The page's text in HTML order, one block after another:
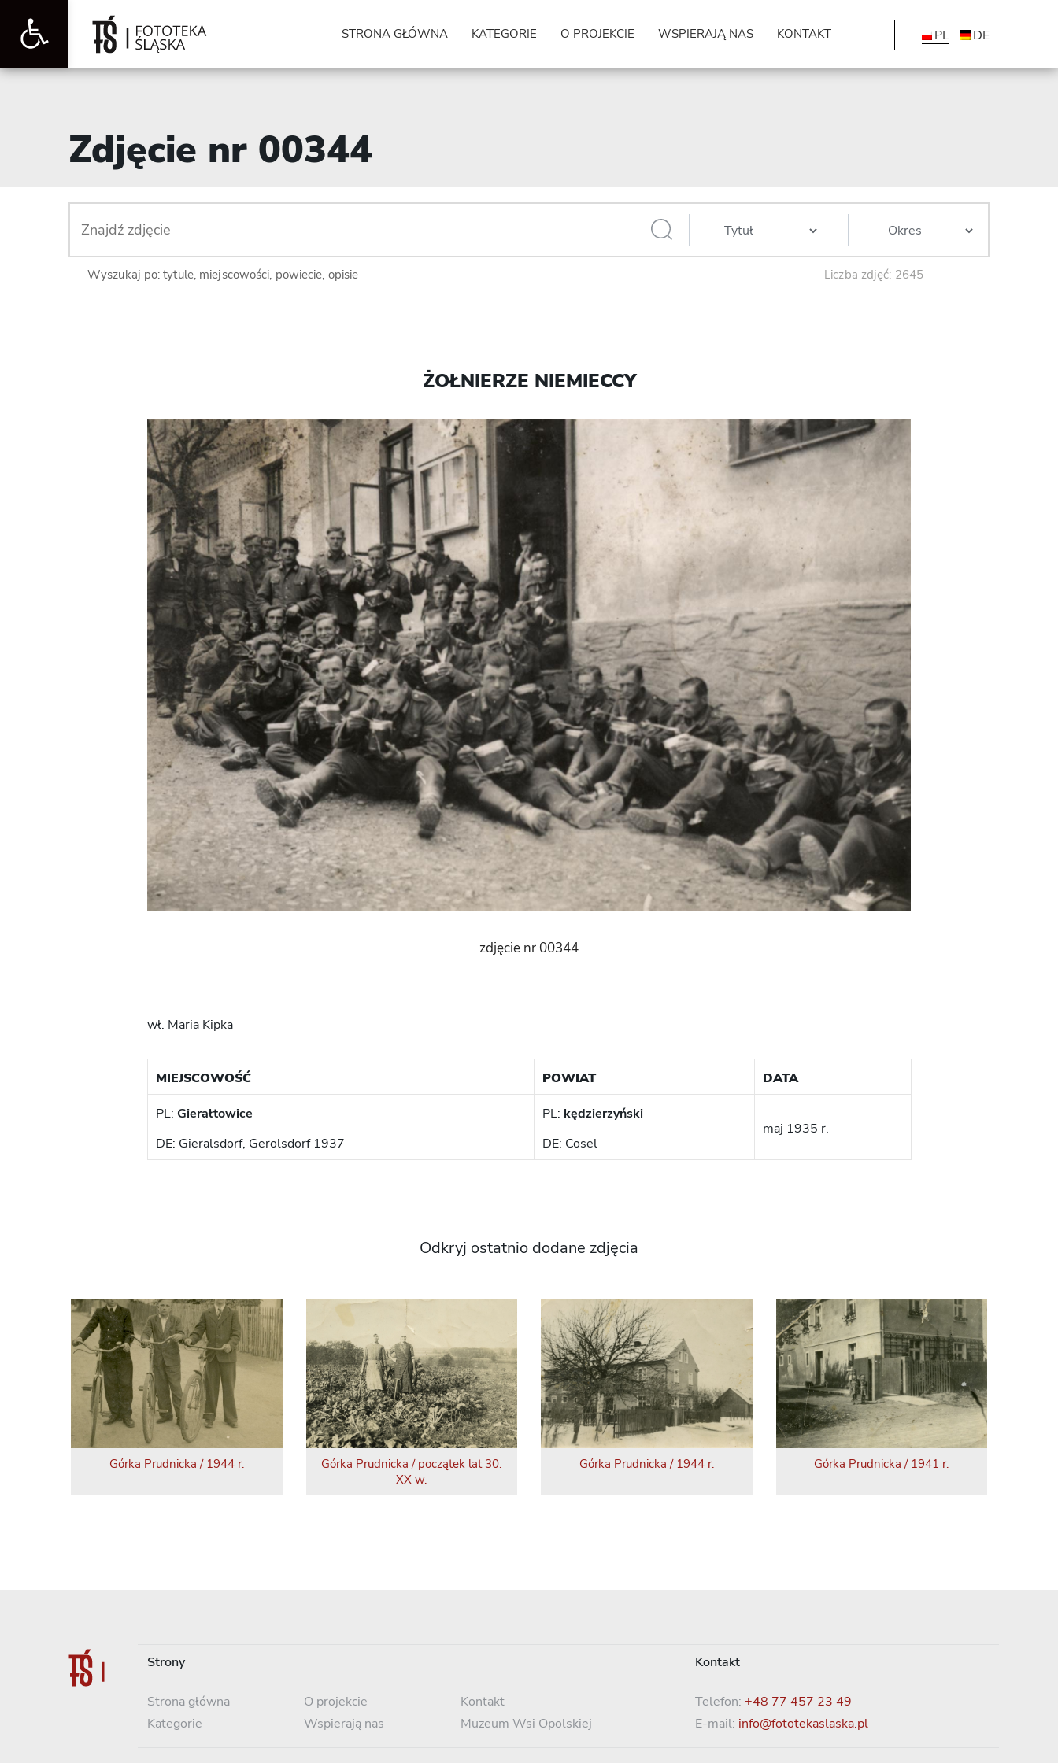
Otwórz
narzędzi
STRONA GŁÓWNA KATEGORIE O PROJEKCIE WSPIERAJĄ NAS KONTAKT PL DE
Zdjęcie nr 00344
Wyszukaj po: tytule, miejscowości, powiecie, opisie Liczba zdjęć: 2645
ŻOŁNIERZE NIEMIECCY
zdjęcie nr 00344
wł. Maria Kipka
MIEJSCOWOŚĆ POWIAT DATA
PL: Gierałtowice
DE: Gieralsdorf, Gerolsdorf 1937
PL: kędzierzyński
DE: Cosel
maj 1935 r.
Odkryj ostatnio dodane zdjęcia
Górka Prudnicka / 1944 r.
Górka Prudnicka / początek lat 30.
XX w.
Górka Prudnicka / 1944 r. Górka Prudnicka / 1941 r.
Strony
Strona główna
Kategorie
O projekcie
Wspierają nas
Kontakt
Muzeum Wsi Opolskiej
Kontakt
Telefon: +48 77 457 23 49
E-mail: info@fototekaslaska.pl